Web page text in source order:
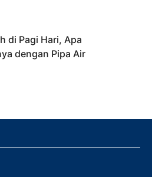
di Pagi Hari, Apa
dengan Pipa Air